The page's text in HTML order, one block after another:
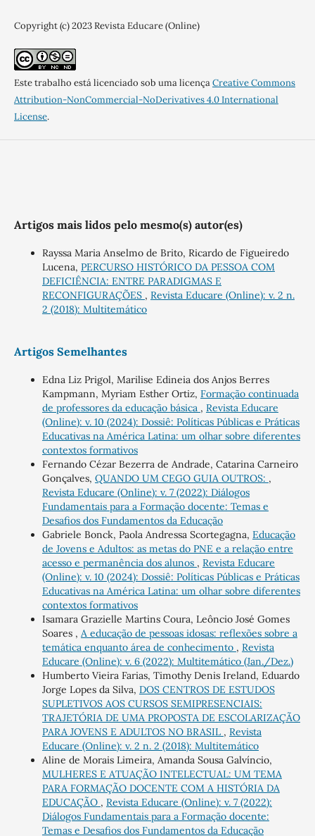
Copyright (c) 2023 Revista Educare (Online)
Este trabalho está licenciado sob uma licençaCreative Commons
Attribution-NonCommercial-NoDerivatives 4.0 International
License.
Artigos mais lidos pelo mesmo(s) autor(es)
Rayssa Maria Anselmo de Brito, Ricardo de Figueiredo
Lucena, PERCURSO HISTÓRICO DA PESSOA COM
DEFICIÊNCIA: ENTRE PARADIGMAS E
RECONFIGURAÇÕES , Revista Educare (Online): v. 2 n.
2 (2018): Multitemático
Artigos Semelhantes
Edna Liz Prigol, Marilise Edineia dos Anjos Berres
Kampmann, Myriam Esther Ortiz, Formação continuada
de professores da educação básica , Revista Educare
(Online): v. 10 (2024): Dossiê: Políticas Públicas e Práticas
Educativas na América Latina: um olhar sobre diferentes
contextos formativos
Fernando Cézar Bezerra de Andrade, Catarina Carneiro
Gonçalves, QUANDO UM CEGO GUIA OUTROS: ,
Revista Educare (Online): v. 7 (2022): Diálogos
Fundamentais para a Formação docente: Temas e
Desafios dos Fundamentos da Educação
Gabriele Bonck, Paola Andressa Scortegagna, Educação
de Jovens e Adultos: as metas do PNE e a relação entre
acesso e permanência dos alunos , Revista Educare
(Online): v. 10 (2024): Dossiê: Políticas Públicas e Práticas
Educativas na América Latina: um olhar sobre diferentes
contextos formativos
Isamara Grazielle Martins Coura, Leôncio José Gomes
Soares , A educação de pessoas idosas: reflexões sobre a
temática enquanto área de conhecimento , Revista
Educare (Online): v. 6 (2022): Multitemático (Jan./Dez.)
Humberto Vieira Farias, Timothy Denis Ireland, Eduardo
Jorge Lopes da Silva, DOS CENTROS DE ESTUDOS
SUPLETIVOS AOS CURSOS SEMIPRESENCIAIS:
TRAJETÓRIA DE UMA PROPOSTA DE ESCOLARIZAÇÃO
PARA JOVENS E ADULTOS NO BRASIL , Revista
Educare (Online): v. 2 n. 2 (2018): Multitemático
Aline de Morais Limeira, Amanda Sousa Galvíncio,
MULHERES E ATUAÇÃO INTELECTUAL: UM TEMA
PARA FORMAÇÃO DOCENTE COM A HISTÓRIA DA
EDUCAÇÃO , Revista Educare (Online): v. 7 (2022):
Diálogos Fundamentais para a Formação docente:
Temas e Desafios dos Fundamentos da Educação